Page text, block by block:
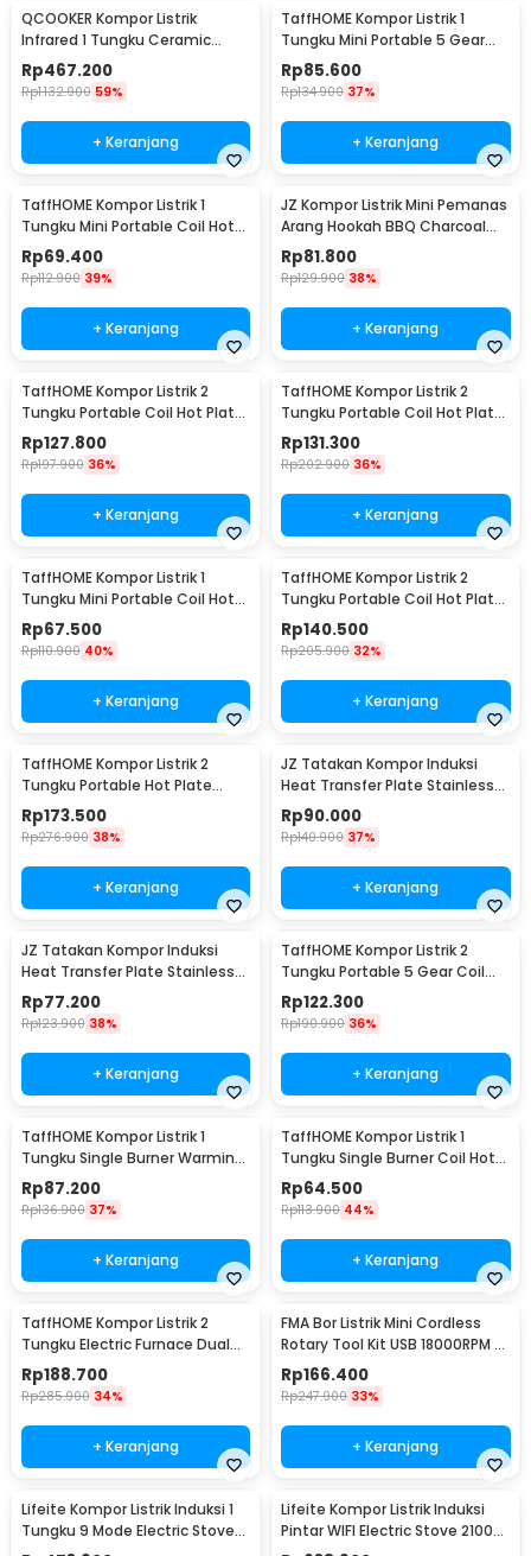
QCOOKER Kompor Listrik
Infrared 1 Tungku Ceramic
Stove 2000W - CR-DT01
Rp467.200
Rp1.132.900 59%
+ Keranjang
TaffHOME Kompor Listrik 1
Tungku Mini Portable 5 Gear
Hot Plate 1000W - H1-1000-57
Rp85.600
Rp134.900 37%
+ Keranjang
TaffHOME Kompor Listrik 1
Tungku Mini Portable Coil Hot
Plate 1000W - SHP-5701
Rp69.400
Rp112.900 39%
+ Keranjang
JZ Kompor Listrik Mini Pemanas
Arang Hookah BBQ Charcoal
Burner 500W - ZD-A016
Rp81.800
Rp129.900 38%
+ Keranjang
TaffHOME Kompor Listrik 2
Tungku Portable Coil Hot Plate
2000W - SHP-5703
Rp127.800
Rp197.900 36%
+ Keranjang
TaffHOME Kompor Listrik 2
Tungku Portable Coil Hot Plate
2000W - C2-2000-58
Rp131.300
Rp202.900 36%
+ Keranjang
TaffHOME Kompor Listrik 1
Tungku Mini Portable Coil Hot
Plate 1000W - C1-1000-57
Rp67.500
Rp110.900 40%
+ Keranjang
TaffHOME Kompor Listrik 2
Tungku Portable Coil Hot Plate
2000W - C2-2000-05
Rp140.500
Rp205.900 32%
+ Keranjang
TaffHOME Kompor Listrik 2
Tungku Portable Hot Plate
2000W - H2-2000-04
Rp173.500
Rp276.900 38%
+ Keranjang
JZ Tatakan Kompor Induksi
Heat Transfer Plate Stainless
Steel 430 24cm - J-24
Rp90.000
Rp140.900 37%
+ Keranjang
JZ Tatakan Kompor Induksi
Heat Transfer Plate Stainless
Steel 430 20cm - J-20
Rp77.200
Rp123.900 38%
+ Keranjang
TaffHOME Kompor Listrik 2
Tungku Portable 5 Gear Coil
Hot Plate 2000W - C2-2000-20
Rp122.300
Rp190.900 36%
+ Keranjang
TaffHOME Kompor Listrik 1
Tungku Single Burner Warming
Hot Plate 1000W - H1-1000-15
Rp87.200
Rp136.900 37%
+ Keranjang
TaffHOME Kompor Listrik 1
Tungku Single Burner Coil Hot
Plate 1000W - C1-1000-10
Rp64.500
Rp113.900 44%
+ Keranjang
TaffHOME Kompor Listrik 2
Tungku Electric Furnace Dual
Hot Plate 2000W - SHP-5814
Rp188.700
Rp285.900 34%
+ Keranjang
FMA Bor Listrik Mini Cordless
Rotary Tool Kit USB 18000RPM -
E108
Rp166.400
Rp247.900 33%
+ Keranjang
Lifeite Kompor Listrik Induksi 1
Tungku 9 Mode Electric Stove
Lifeite Kompor Listrik Induksi
Pintar WIFI Electric Stove 2100W